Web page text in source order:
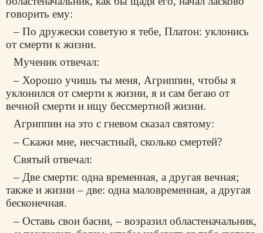
говорить ему:
– По дружески советую я тебе, Платон: уклонись
от смерти к жизни.
Мученик отвечал:
– Хорошо учишь ты меня, Агриппин, чтобы я
уклонился от смерти к жизни, я и сам бегаю от
вечной смерти и ищу бессмертной жизни.
Агриппин на это с гневом сказал святому:
– Скажи мне, несчастный, сколько смертей?
Святый отвечал:
– Две смерти: одна временная, а другая вечная;
также и жизни – две: одна маловременная, а другая
бесконечная.
– Оставь свои басни, – возразил областеначальник,